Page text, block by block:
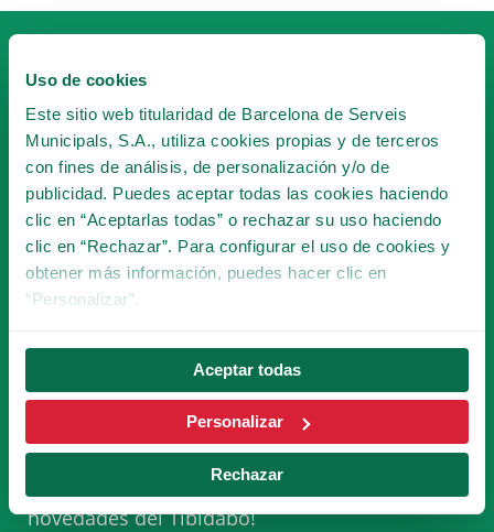
Uso de cookies
Este sitio web titularidad de Barcelona de Serveis
Municipals, S.A., utiliza cookies propias y de terceros
con fines de análisis, de personalización y/o de
publicidad. Puedes aceptar todas las cookies haciendo
clic en “Aceptarlas todas” o rechazar su uso haciendo
clic en “Rechazar”. Para configurar el uso de cookies y
obtener más información, puedes hacer clic en
“Personalizar”.
Aceptar todas
Personalizar
Rechazar
HAZTE SOCIO
DEL TIBICLUB!
HACERME SOCIO
SUSCRÍBETE A LA
NEWSLETTER
¡Serás la primera persona en conocer las
novedades del Tibidabo!